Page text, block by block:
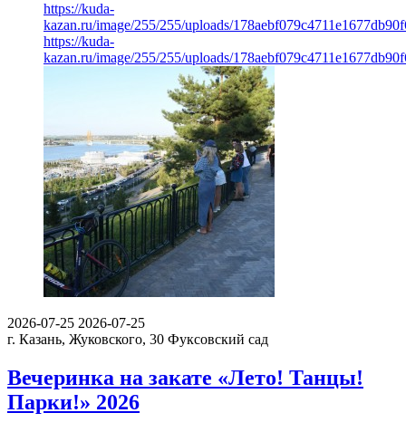
https://kuda-
kazan.ru/image/255/255/uploads/
https://kuda-
kazan.ru/image/255/255/uploads/
2026-07-25 2026-07-25
г. Казань, Жуковского, 30 Фуксовский сад
Вечеринка на закате «Лето! Танцы!
Парки!» 2026